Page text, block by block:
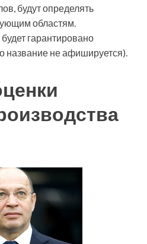
будут определять
областям.
гарантировано
название не афишируется).